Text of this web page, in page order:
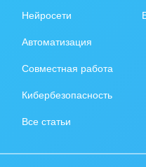
Ритуальные услуги
Рынки и торговля
Связь и телекоммуникации
Нейросети
Автоматизация
Совместная работа
Кибербезопасность
Все статьи